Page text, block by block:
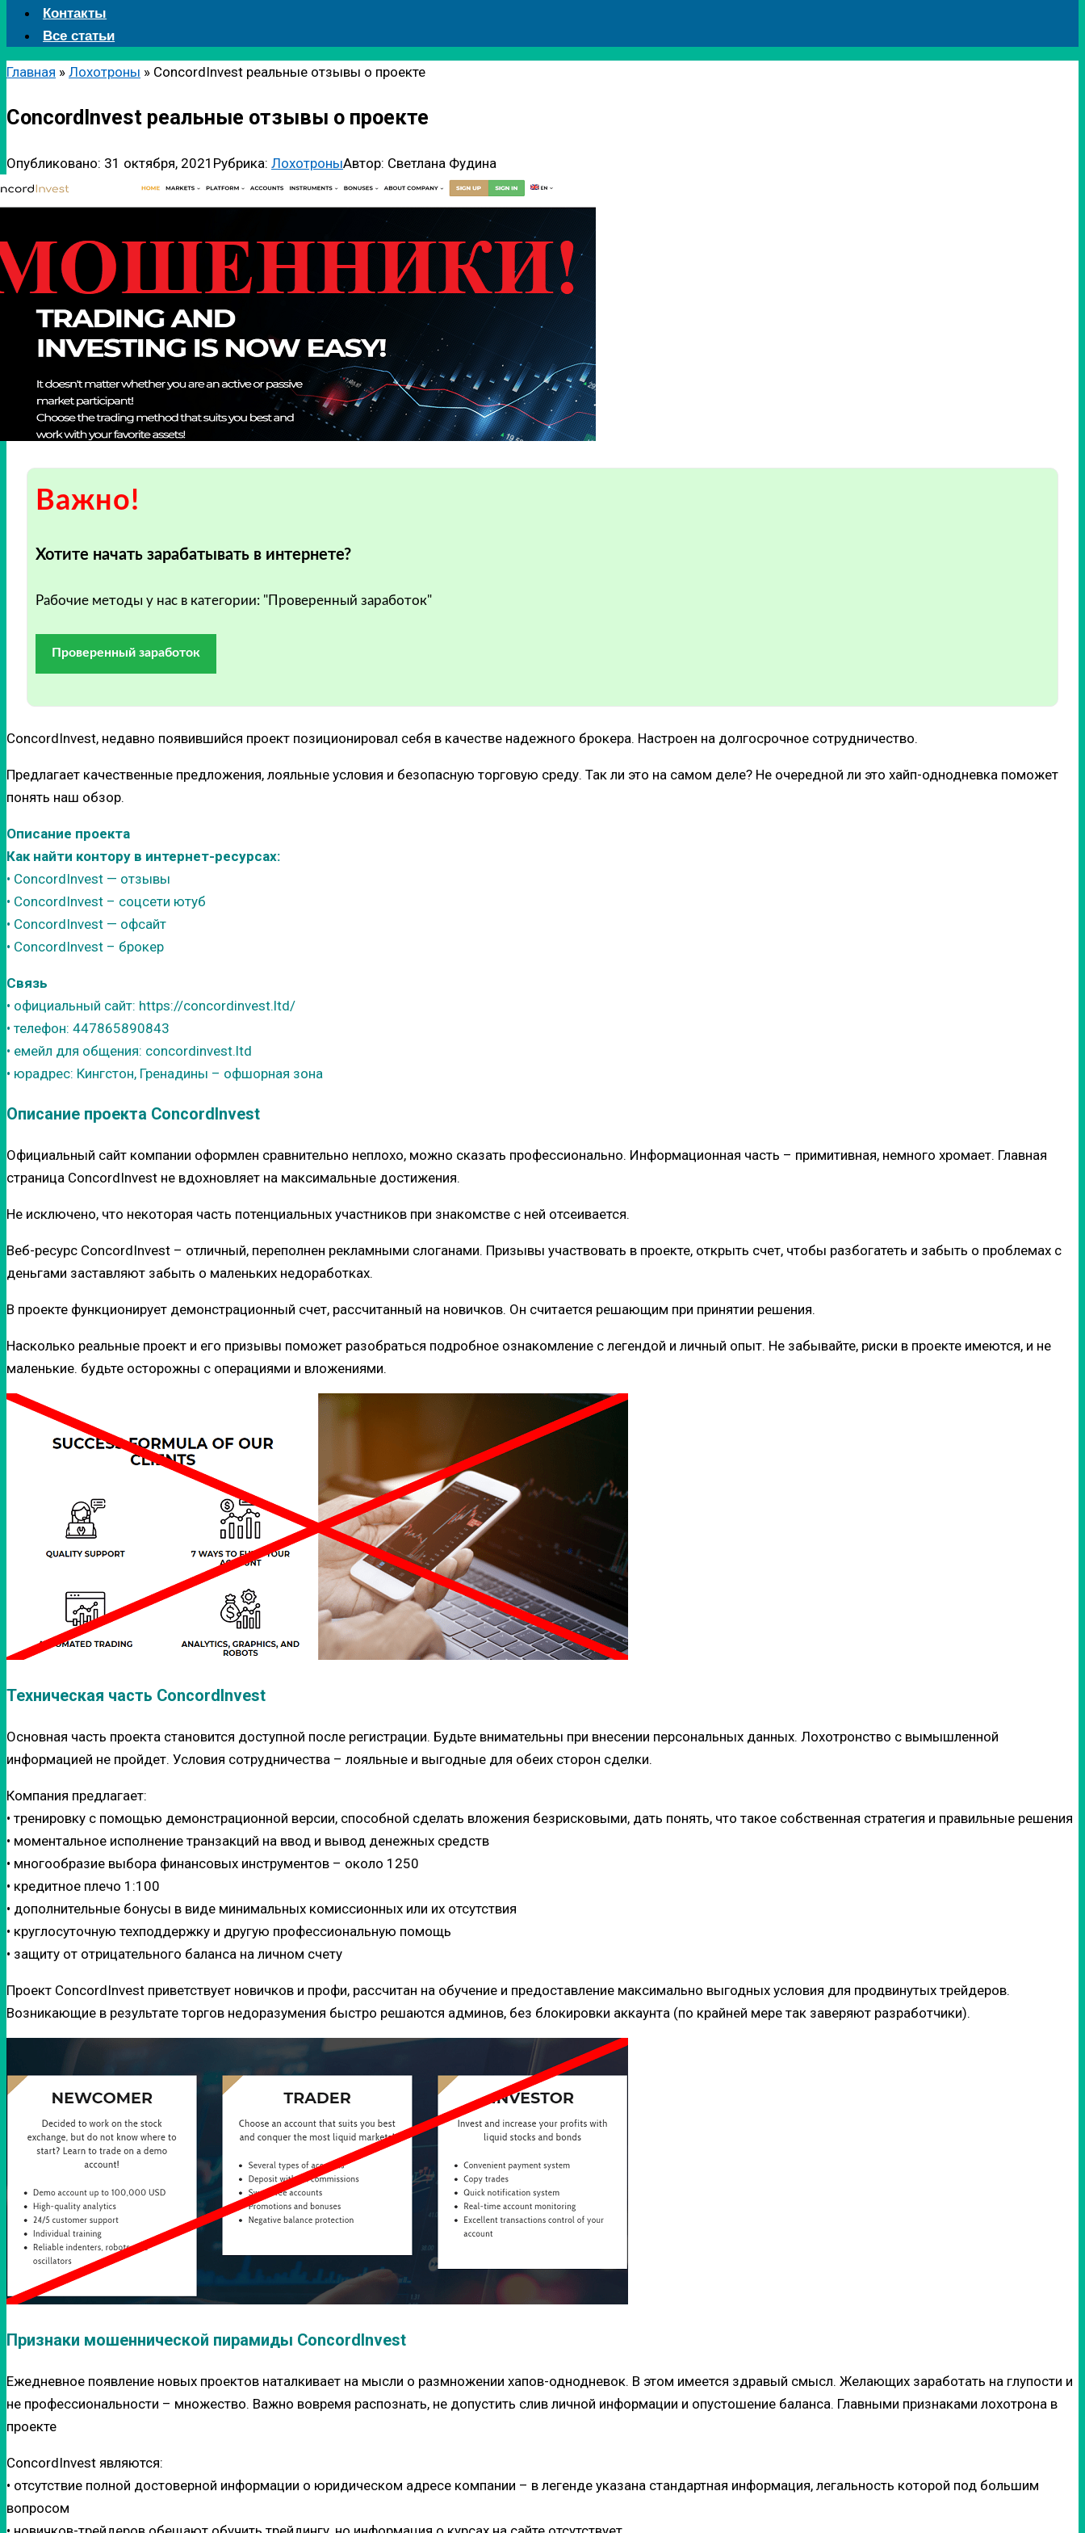
Контакты
Все статьи
Главная » Лохотроны » ConcordInvest реальные отзывы о проекте
ConcordInvest реальные отзывы о проекте
Опубликовано: 31 октября, 2021 Рубрика: ЛохотроныАвтор: Светлана Фудина
Важно!
Хотите начать зарабатывать в интернете?
Рабочие методы у нас в категории: "Проверенный заработок"
Проверенный заработок
ConcordInvest, недавно появившийся проект позиционировал себя в качестве надежного брокера. Настроен на долгосрочное сотрудничество.
Предлагает качественные предложения, лояльные условия и безопасную торговую среду. Так ли это на самом деле? Не очередной ли это хайп-однодневка поможет
понять наш обзор.
Описание проекта
Как найти контору в интернет-ресурсах:
• ConcordInvest — отзывы
• ConcordInvest – соцсети ютуб
• ConcordInvest — офсайт
• ConcordInvest – брокер
Связь
• официальный сайт: https://concordinvest.ltd/
• телефон: 447865890843
• емейл для общения: concordinvest.ltd
• юрадрес: Кингстон, Гренадины – офшорная зона
Описание проекта ConcordInvest
Официальный сайт компании оформлен сравнительно неплохо, можно сказать профессионально. Информационная часть – примитивная, немного хромает. Главная
страница ConcordInvest не вдохновляет на максимальные достижения.
Не исключено, что некоторая часть потенциальных участников при знакомстве с ней отсеивается.
Веб-ресурс ConcordInvest – отличный, переполнен рекламными слоганами. Призывы участвовать в проекте, открыть счет, чтобы разбогатеть и забыть о проблемах с
деньгами заставляют забыть о маленьких недоработках.
В проекте функционирует демонстрационный счет, рассчитанный на новичков. Он считается решающим при принятии решения.
Насколько реальные проект и его призывы поможет разобраться подробное ознакомление с легендой и личный опыт. Не забывайте, риски в проекте имеются, и не
маленькие. будьте осторожны с операциями и вложениями.
Техническая часть ConcordInvest
Основная часть проекта становится доступной после регистрации. Будьте внимательны при внесении персональных данных. Лохотронство с вымышленной
информацией не пройдет. Условия сотрудничества – лояльные и выгодные для обеих сторон сделки.
Компания предлагает:
• тренировку с помощью демонстрационной версии, способной сделать вложения безрисковыми, дать понять, что такое собственная стратегия и правильные решения
• моментальное исполнение транзакций на ввод и вывод денежных средств
• многообразие выбора финансовых инструментов – около 1250
• кредитное плечо 1:100
• дополнительные бонусы в виде минимальных комиссионных или их отсутствия
• круглосуточную техподдержку и другую профессиональную помощь
• защиту от отрицательного баланса на личном счету
Проект ConcordInvest приветствует новичков и профи, рассчитан на обучение и предоставление максимально выгодных условия для продвинутых трейдеров.
Возникающие в результате торгов недоразумения быстро решаются админов, без блокировки аккаунта (по крайней мере так заверяют разработчики).
Признаки мошеннической пирамиды ConcordInvest
Ежедневное появление новых проектов наталкивает на мысли о размножении хапов-однодневок. В этом имеется здравый смысл. Желающих заработать на глупости и
не профессиональности – множество. Важно вовремя распознать, не допустить слив личной информации и опустошение баланса. Главными признаками лохотрона в
проекте
ConcordInvest являются:
• отсутствие полной достоверной информации о юридическом адресе компании – в легенде указана стандартная информация, легальность которой под большим
вопросом